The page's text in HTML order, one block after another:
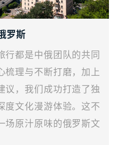
罗斯
行都是中俄团队的共同
梳理与不断打磨，加上
议，我们成功打造了独
度文化漫游体验。这不
场原汁原味的俄罗斯文